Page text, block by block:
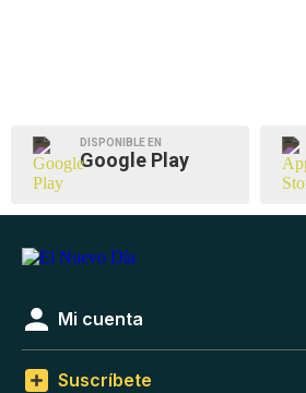
DISPONIBLE EN
Google Play
Mi cuenta
Suscríbete